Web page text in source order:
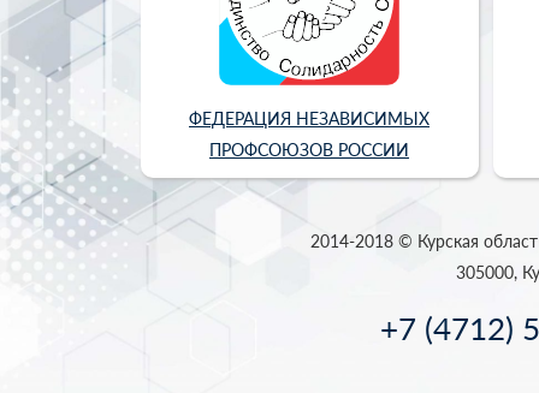
ФЕДЕРАЦИЯ НЕЗАВИСИМЫХ
ПРОФСОЮЗОВ РОССИИ
2014-2018 © Курская
305000,
+7 (4712)